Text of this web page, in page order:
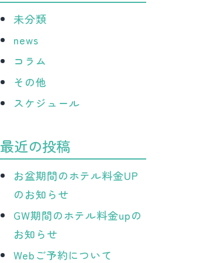
未分類
news
コラム
その他
スケジュール
最近の投稿
お盆期間のホテル料金UP
のお知らせ
GW期間のホテル料金upの
お知らせ
Webご予約について